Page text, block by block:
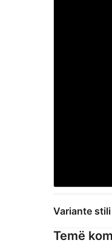
Variante
Temë